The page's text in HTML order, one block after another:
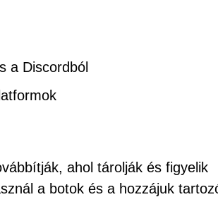
a Discordból
ahol tárolják és figyelik
a botok és a hozzájuk